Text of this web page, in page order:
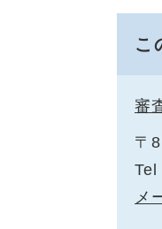
こ
審
〒
Tel
メ